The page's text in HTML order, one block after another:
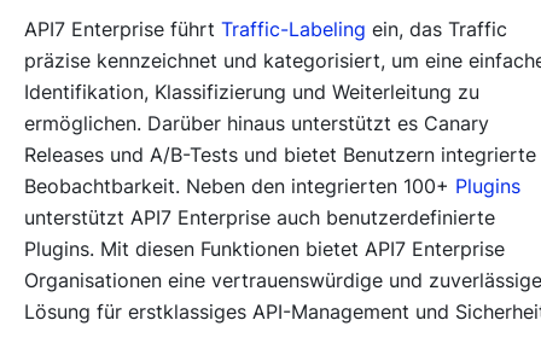
API7 Enterprise führt Traffic-Labeling ein, das Traffic
präzise kennzeichnet und kategorisiert, um eine
Identifikation, Klassifizierung und Weiterleitung zu
ermöglichen. Darüber hinaus unterstützt es Canary
Releases und A/B-Tests und bietet Benutzern integrierte
Beobachtbarkeit. Neben den integrierten 100+ Plugins
unterstützt API7 Enterprise auch benutzerdefinierte
Plugins. Mit diesen Funktionen bietet API7 Enterprise
Organisationen eine vertrauenswürdige und zuverlässige
Lösung für erstklassiges API-Management und